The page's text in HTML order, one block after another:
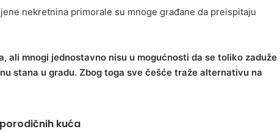
nekretnina primorale su mnoge građane da preispitaju
ali mnogi jednostavno nisu u mogućnosti da se toliko zaduže
stana u gradu. Zbog toga sve češće traže alternativu na
kuća